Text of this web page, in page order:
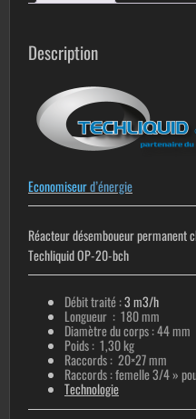
Description
Economiseurd’énergie
Réacteur désemboueur permanent
Techliquid OP-20-bch
Débit traité :3 m3/h
Longueur : 180 mm
Diamètre du corps : 44 mm
Poids : 1,30 kg
Raccords : 20×27 mm
Raccords : femelle 3/4 »
Technologie